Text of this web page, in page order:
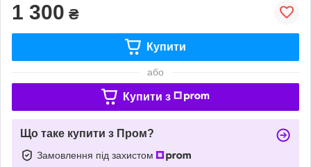
1 300 ₴
Купити
або
Купити з
Що таке купити з Пром?
Замовлення під захистом